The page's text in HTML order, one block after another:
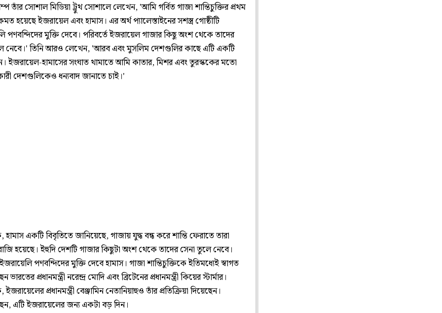
তাঁর সোশাল মিডিয়া ট্রুথ সোশালে লেখেন, 'আমি গর্বিত গাজা শান্তিচুক্তির প্রথম
হয়েছে ইজরায়েল এবং হামাস। এর অর্থ প্যালেস্তাইনের সশস্ত্র গোষ্ঠীটি
পণবন্দিদের মুক্তি দেবে। পরিবর্তে ইজরায়েল গাজার কিছু অংশ থেকে তাদের
নেবে।' তিনি আরও লেখেন, 'আরব এবং মুসলিম দেশগুলির কাছে এটি একটি
ইজরায়েল-হামাসের সংঘাত থামাতে আমি কাতার, মিশর এবং তুরস্ককের মতো
দেশগুলিকেও ধন্যবাদ জানাতে চাই।'
হামাস একটি বিবৃতিতে জানিয়েছে, গাজায় যুদ্ধ বন্ধ করে শান্তি ফেরাতে তারা
হয়েছে। ইহুদি দেশটি গাজার কিছুটা অংশ থেকে তাদের সেনা তুলে নেবে।
পণবন্দিদের মুক্তি দেবে হামাস। গাজা শান্তিচুক্তিকে ইতিমধ্যেই স্বাগত
ভারতের প্রধানমন্ত্রী নরেন্দ্র মোদি এবং ব্রিটেনের প্রধানমন্ত্রী কিয়ের স্টার্মার।
প্রধানমন্ত্রী বেঞ্জামিন নেতানিয়াহুও তাঁর প্রতিক্রিয়া দিয়েছেন।
এটি ইজরায়েলের জন্য একটা বড় দিন।